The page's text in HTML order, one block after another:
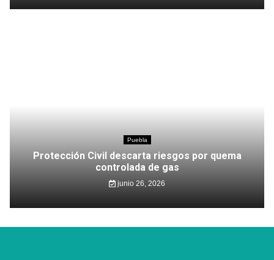
Puebla
Protección Civil descarta riesgos por quema
controlada de gas
junio 26, 2026